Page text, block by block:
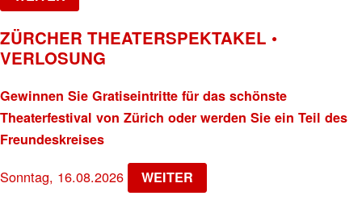
ZÜRCHER THEATERSPEKTAKEL •
VERLOSUNG
Gewinnen Sie Gratiseintritte für das schönste
Theaterfestival von Zürich oder werden Sie ein Teil des
Freundeskreises
Sonntag, 16.08.2026 WEITER